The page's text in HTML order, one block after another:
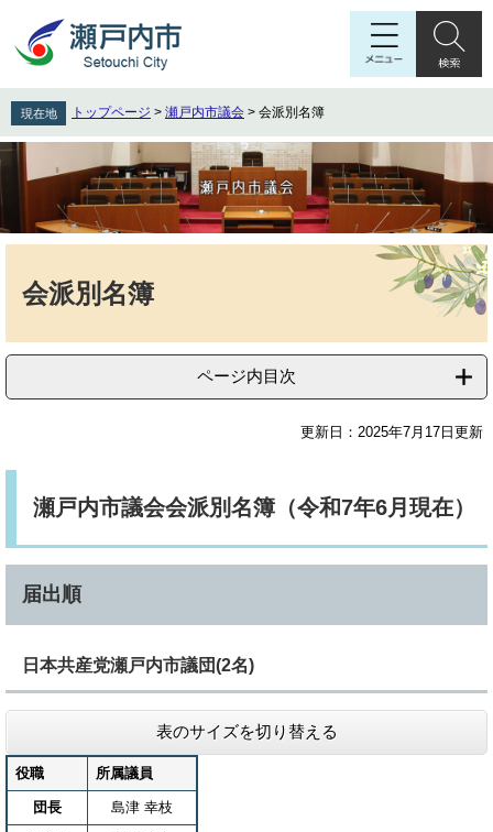
先
頭
で
を
飛
ば
文
現在地 トップページ > 瀬戸内市議会 > 会派別名簿
会派別名簿
ページ内目次
更新日：2025年7月17日更新
瀬戸内市議会会派別名簿（令和7年6月現在）
届出順
​日本共産党瀬戸内市議団(2名)
表のサイズを切り替える
役職 所属議員
団長 島津 幸枝